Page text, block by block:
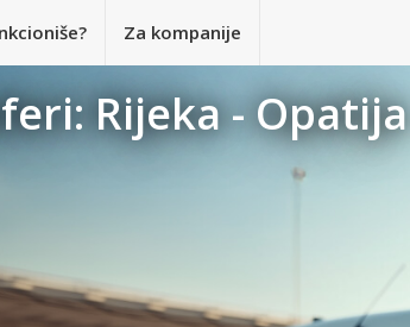
Za kompanije
Rijeka - Opatija